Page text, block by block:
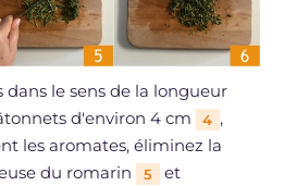
dans le sens de la longueur
d'environ 4 cm
4 ,
les aromates, éliminez la
du romarin
5
et